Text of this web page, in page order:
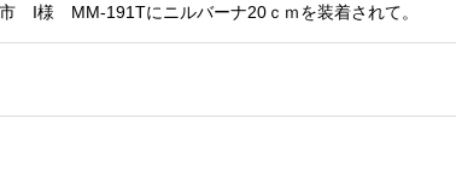
I様 MM-191Tにニルバーナ20ｃｍを装着されて。